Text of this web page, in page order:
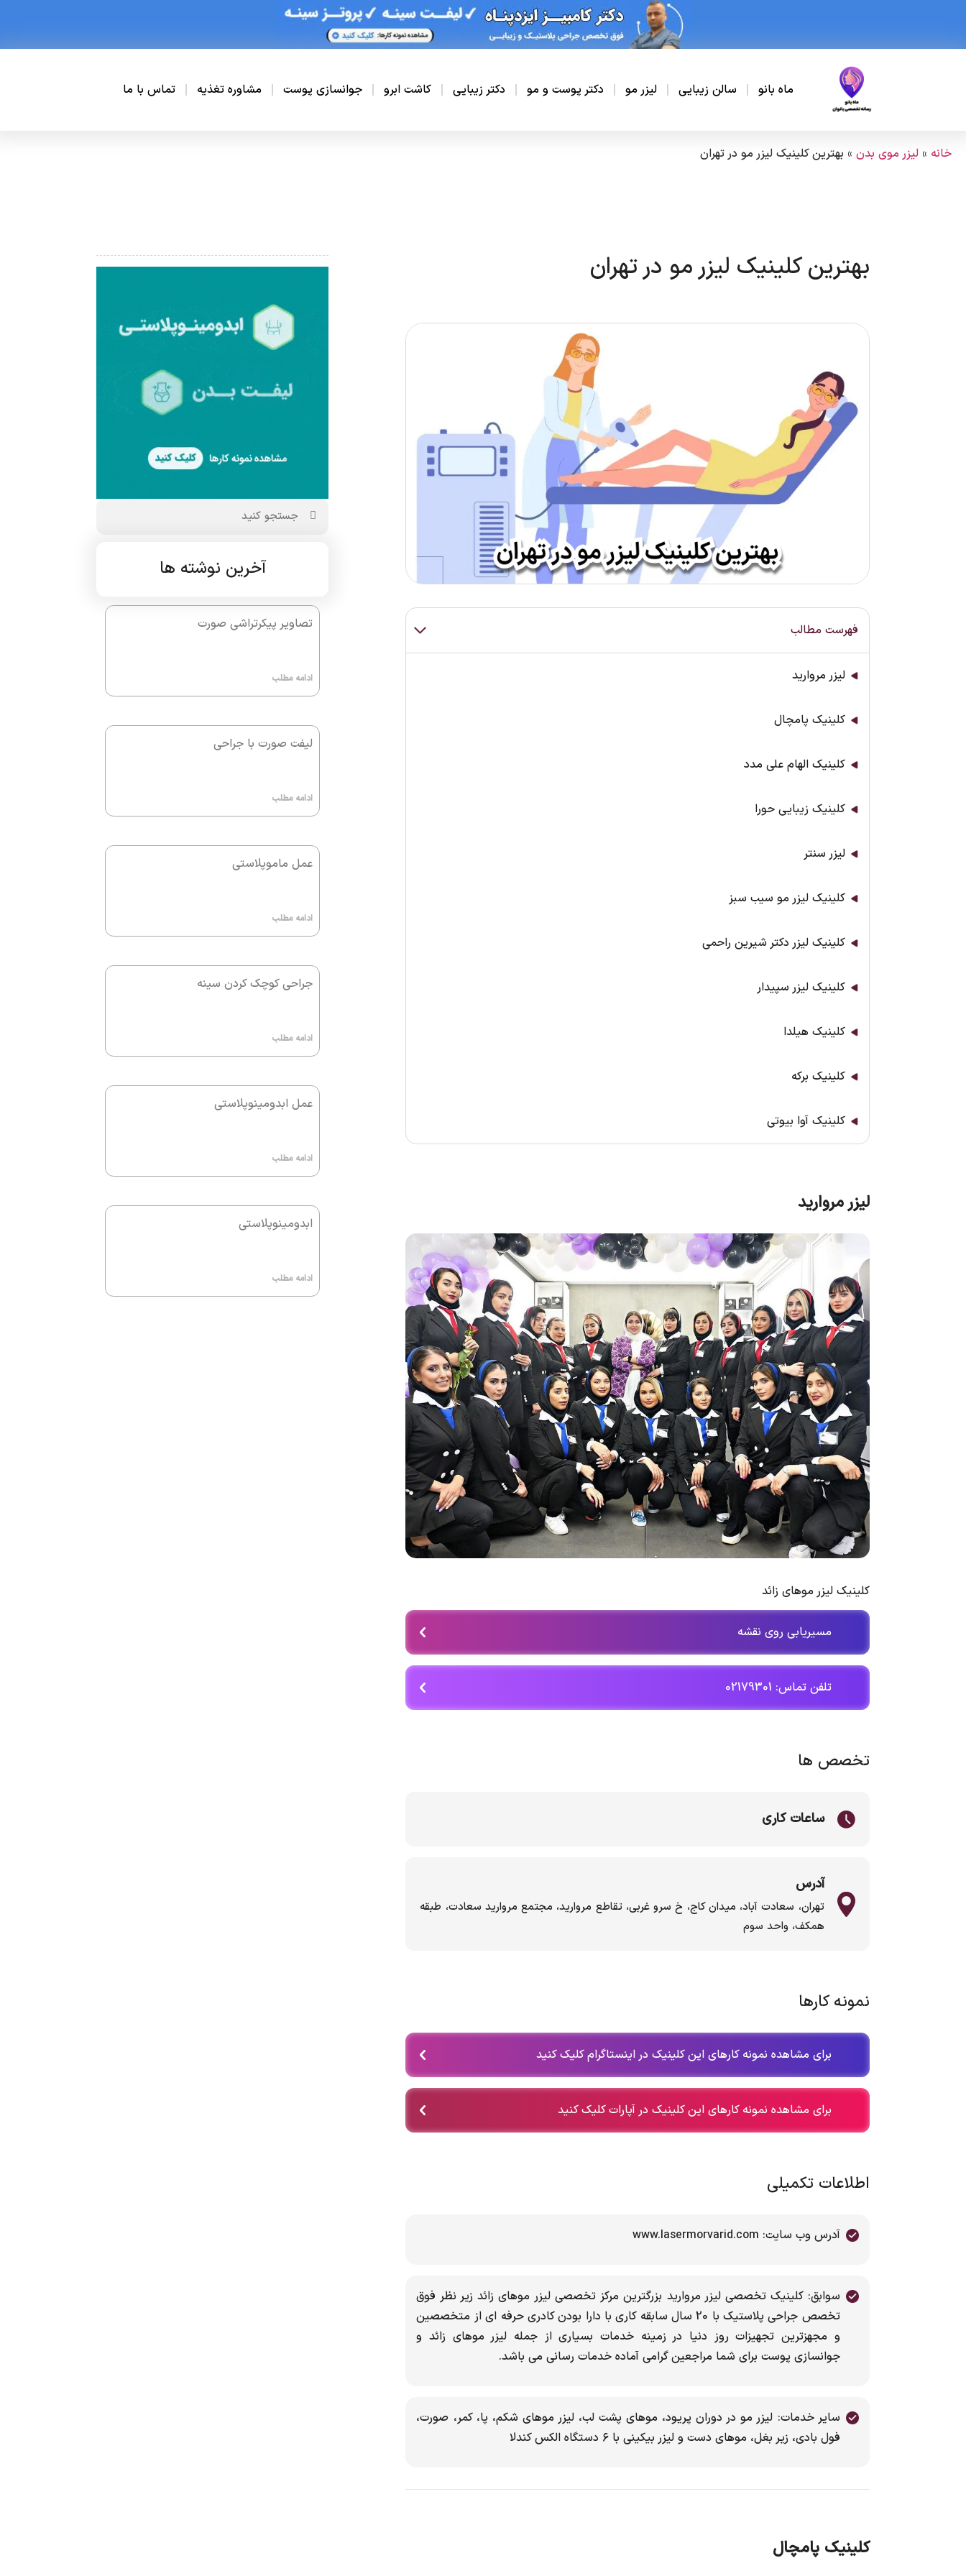
ماه بانو سالن زیبایی لیزر مو دکتر پوست و مو دکتر زیبایی کاشت ابرو جوانسازی پوست مشاوره تغذیه تماس با ما
خانه » لیزر موی بدن » بهترین کلینیک لیزر مو در تهران
بهترین کلینیک لیزر مو در تهران
فهرست مطالب
لیزر مروارید
کلینیک پامچال
کلینیک الهام علی مدد
کلینیک زیبایی حورا
لیزر سنتر
کلینیک لیزر مو سیب سبز
کلینیک لیزر دکتر شیرین راحمی
کلینیک لیزر سپیدار
کلینیک هیلدا
کلینیک برکه
کلینیک آوا بیوتی
لیزر مروارید
کلینیک لیزر موهای زائد
مسیریابی روی نقشه
تلفن تماس: 02179301
تخصص ها
ساعات کاری
آدرس
تهران، سعادت آباد، میدان کاج، خ سرو غربی، تقاطع مروارید، مجتمع مروارید سعادت، طبقه
همکف، واحد سوم
نمونه کارها
برای مشاهده نمونه کارهای این کلینیک در اینستاگرام کلیک کنید
برای مشاهده نمونه کارهای این کلینیک در آپارات کلیک کنید
اطلاعات تکمیلی
آدرس وب سایت: www.lasermorvarid.com
سوابق: کلینیک تخصصی لیزر مروارید بزرگترین مرکز تخصصی لیزر موهای زائد زیر نظر فوق
تخصص جراحی پلاستیک با 20 سال سابقه کاری با دارا بودن کادری حرفه ای از متخصصین
و مجهزترین تجهیزات روز دنیا در زمینه خدمات بسیاری از جمله لیزر موهای زائد و
جوانسازی پوست برای شما مراجعین گرامی آماده خدمات رسانی می باشد.
سایر خدمات: لیزر مو در دوران پریود، موهای پشت لب، لیزر موهای شکم، پا، کمر، صورت،
فول بادی، زیر بغل، موهای دست و لیزر بیکینی با ٦ دستگاه الكس كندلا
کلینیک پامچال
آخرین نوشته ها
تصاویر پیکرتراشی صورت
ادامه مطلب
لیفت صورت با جراحی
ادامه مطلب
عمل ماموپلاستی
ادامه مطلب
جراحی کوچک کردن سینه
ادامه مطلب
عمل ابدومینوپلاستی
ادامه مطلب
ابدومینوپلاستی
ادامه مطلب